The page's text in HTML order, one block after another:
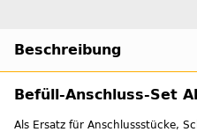
Beschreibung
Befüll-Anschluss-Set
Als Ersatz für Anschlussstücke,